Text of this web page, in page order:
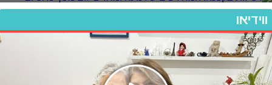
ווידיאו